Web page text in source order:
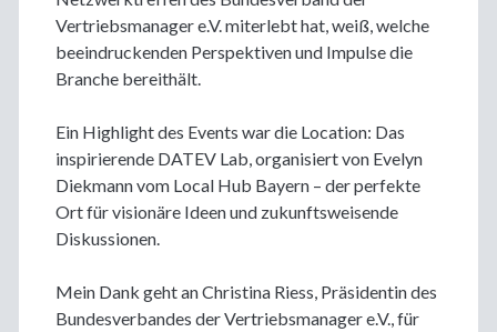
Vertriebsmanager e.V. miterlebt hat, weiß, welche
beeindruckenden Perspektiven und Impulse die
Branche bereithält.
Ein Highlight des Events war die Location: Das
inspirierende DATEV Lab, organisiert von Evelyn
Diekmann vom Local Hub Bayern – der perfekte
Ort für visionäre Ideen und zukunftsweisende
Diskussionen.
Mein Dank geht an Christina Riess, Präsidentin des
Bundesverbandes der Vertriebsmanager e.V., für